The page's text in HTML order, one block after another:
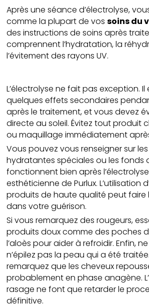
Après une séance d’électrolyse,
comme la plupart de vossoins du
des instructions de soins après
comprennent l’hydratation, la
l’évitement des rayons UV.
L’électrolyse ne fait pas exception. Il
quelques effets secondaires
après le traitement, et vous devez
directe au soleil. Évitez tout produit
ou maquillage immédiatement
Vous pouvez vous renseigner sur
hydratantes spéciales ou les fonds
fonctionnent bien après
esthéticienne de Purlux. L’utilisation
produits de haute qualité peut faire
dans votre guérison.
Si vous remarquez des rougeurs,
produits doux comme des poches
l’aloès pour aider à refroidir. Enfin,
n’épilez pas la peau qui a été
remarquez que les cheveux
probablement en phase anagène.
rasage ne font que retarder le
définitive.